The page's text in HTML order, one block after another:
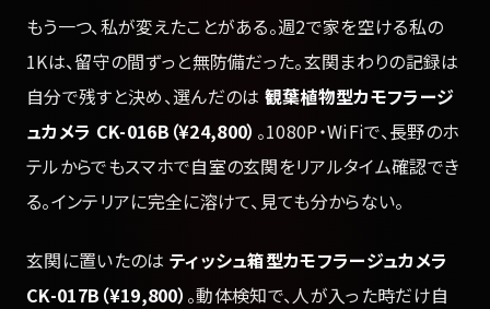
もう一つ、私が変えたことがある。週2で家を空ける私の
1Kは、留守の間ずっと無防備だった。玄関まわりの記録は
自分で残すと決め、選んだのは 観葉植物型カモフラージ
ュカメラ CK-016B（¥24,800） 。1080P・WiFiで、長野のホ
テルからでもスマホで自室の玄関をリアルタイム確認でき
る。インテリアに完全に溶けて、見ても分からない。
玄関に置いたのは ティッシュ箱型カモフラージュカメラ
CK-017B（¥19,800） 。動体検知で、人が入った時だけ自